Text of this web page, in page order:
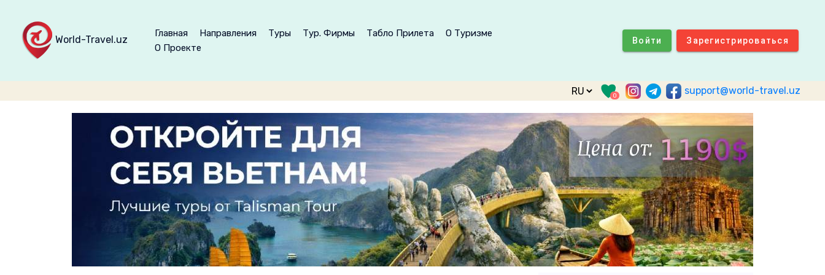
World-Travel.uz
Главная Направления Туры Тур. Фирмы Табло Прилета
О Туризме
О Проекте
Войти Зарегистрироваться
0 support@world-travel.uz